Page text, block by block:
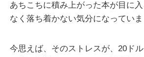
あちこちに積み上がった本が目に
なく落ち着かない気分になっていま
今思えば、そのストレスが、20ド